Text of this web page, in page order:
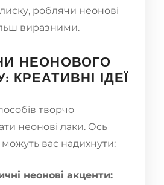
роблячи неонові
виразними.
НЕОНОВОГО
КРЕАТИВНІ ІДЕЇ
творчо
неонові лаки. Ось
можуть вас надихнути:
неонові акценти: